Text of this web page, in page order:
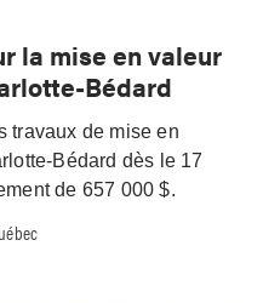
la mise en valeur
Bédard
travaux de mise en
Bédard dès le 17
de 657 000 $.